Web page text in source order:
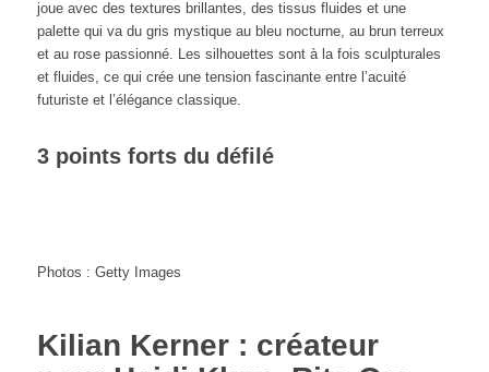
joue avec des textures brillantes, des tissus fluides et une
palette qui va du gris mystique au bleu nocturne, au brun terreux
et au rose passionné. Les silhouettes sont à la fois sculpturales
et fluides, ce qui crée une tension fascinante entre l’acuité
futuriste et l’élégance classique.
3 points forts du défilé
Photos : Getty Images
Kilian Kerner : créateur